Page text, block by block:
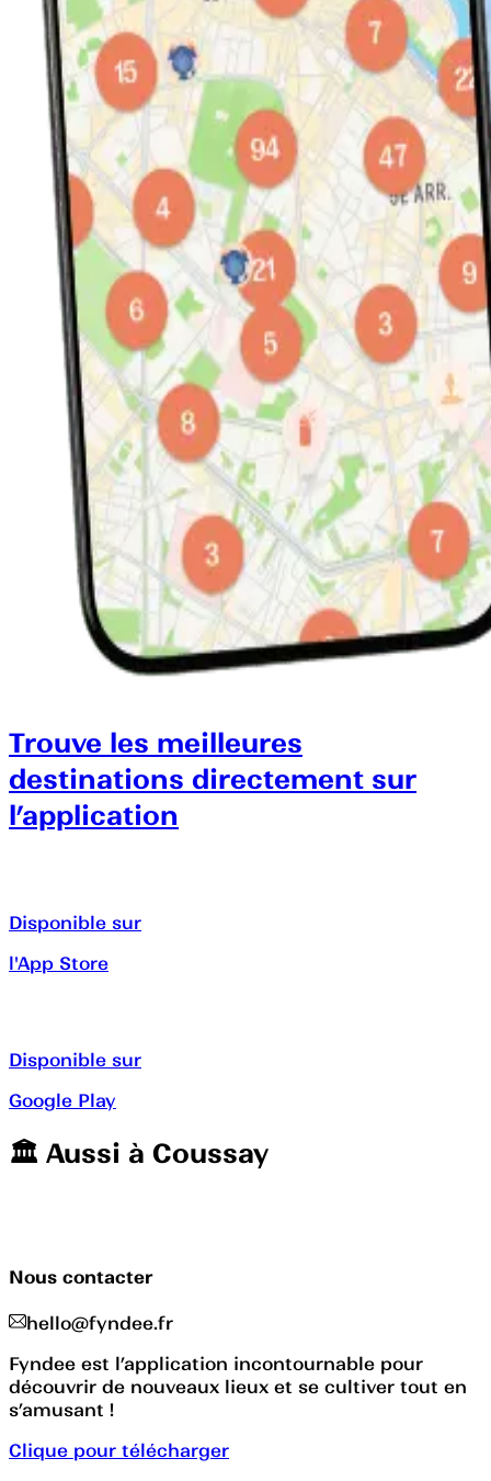
Trouve les meilleures
destinations directement sur
l’application
Disponible sur
l'App Store
Disponible sur
Google Play
🏛️️ Aussi à Coussay
Nous contacter
hello@fyndee.fr
Fyndee est l’application incontournable pour
découvrir de nouveaux lieux et se cultiver tout en
s’amusant !
Clique pour télécharger